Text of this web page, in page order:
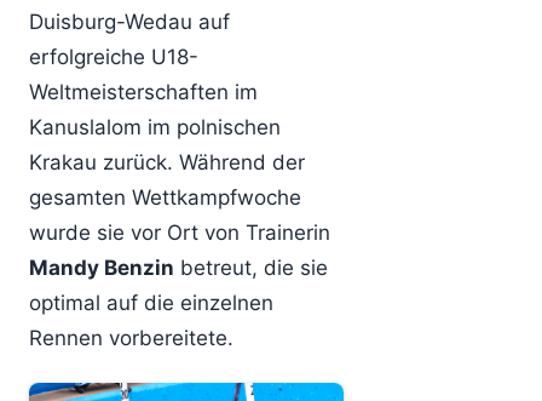
Duisburg-Wedau auf
erfolgreiche U18-
Weltmeisterschaften im
Kanuslalom im polnischen
Krakau zurück. Während der
gesamten Wettkampfwoche
wurde sie vor Ort von Trainerin
Mandy Benzin betreut, die sie
optimal auf die einzelnen
Rennen vorbereitete.